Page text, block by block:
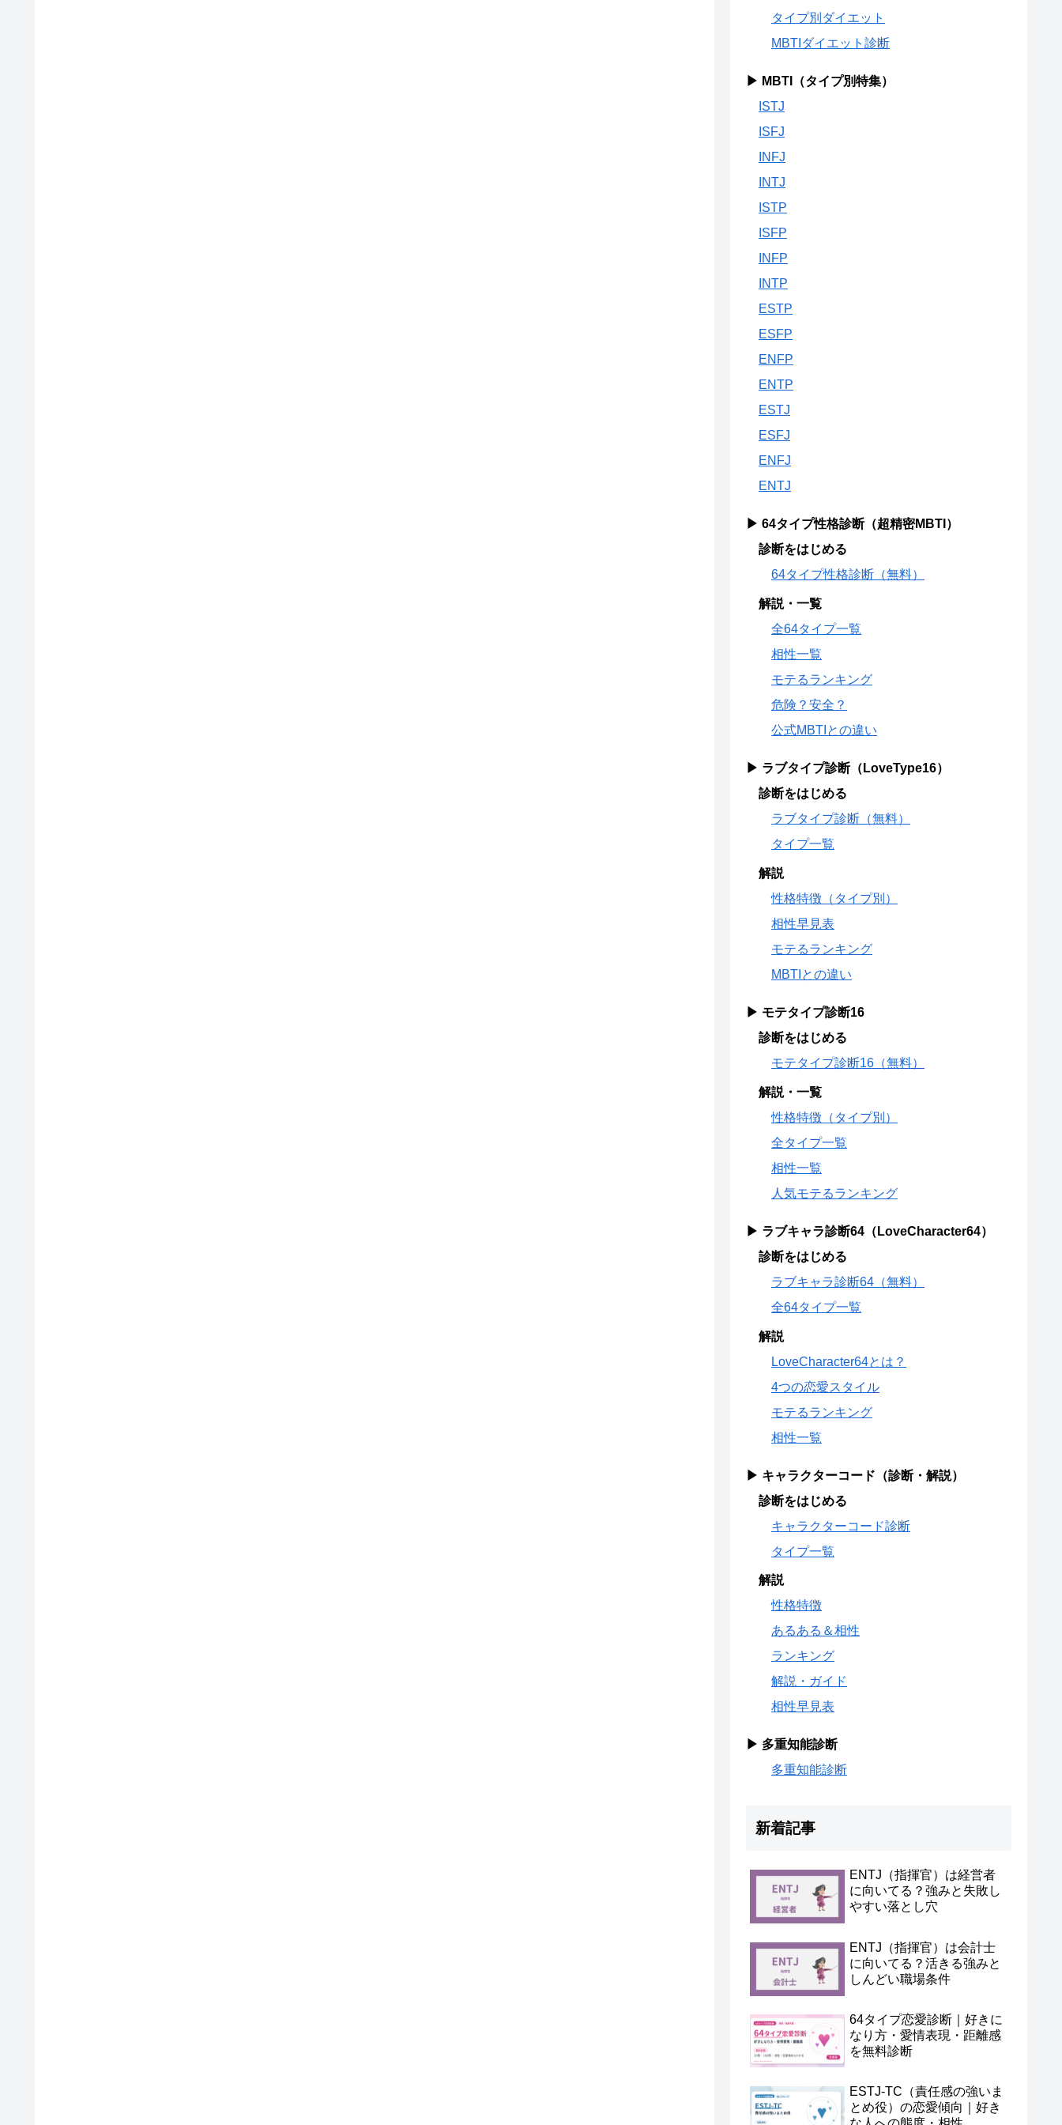
タイプ別ダイエット
MBTIダイエット診断
▶ MBTI（タイプ別特集）
ISTJ
ISFJ
INFJ
INTJ
ISTP
ISFP
INFP
INTP
ESTP
ESFP
ENFP
ENTP
ESTJ
ESFJ
ENFJ
ENTJ
▶ 64タイプ性格診断（超精密MBTI）
診断をはじめる
64タイプ性格診断（無料）
解説・一覧
全64タイプ一覧
相性一覧
モテるランキング
危険？安全？
公式MBTIとの違い
▶ ラブタイプ診断（LoveType16）
診断をはじめる
ラブタイプ診断（無料）
タイプ一覧
解説
性格特徴（タイプ別）
相性早見表
モテるランキング
MBTIとの違い
▶ モテタイプ診断16
診断をはじめる
モテタイプ診断16（無料）
解説・一覧
性格特徴（タイプ別）
全タイプ一覧
相性一覧
人気モテるランキング
▶ ラブキャラ診断64（LoveCharacter64）
診断をはじめる
ラブキャラ診断64（無料）
全64タイプ一覧
解説
LoveCharacter64とは？
4つの恋愛スタイル
モテるランキング
相性一覧
▶ キャラクターコード（診断・解説）
診断をはじめる
キャラクターコード診断
タイプ一覧
解説
性格特徴
あるある＆相性
ランキング
解説・ガイド
相性早見表
▶ 多重知能診断
多重知能診断
新着記事
ENTJ（指揮官）は経営者
に向いてる？強みと失敗し
やすい落とし穴
ENTJ（指揮官）は会計士
に向いてる？活きる強みと
しんどい職場条件
64タイプ恋愛診断｜好きに
なり方・愛情表現・距離感
を無料診断
ESTJ-TC（責任感の強いま
とめ役）の恋愛傾向｜好き